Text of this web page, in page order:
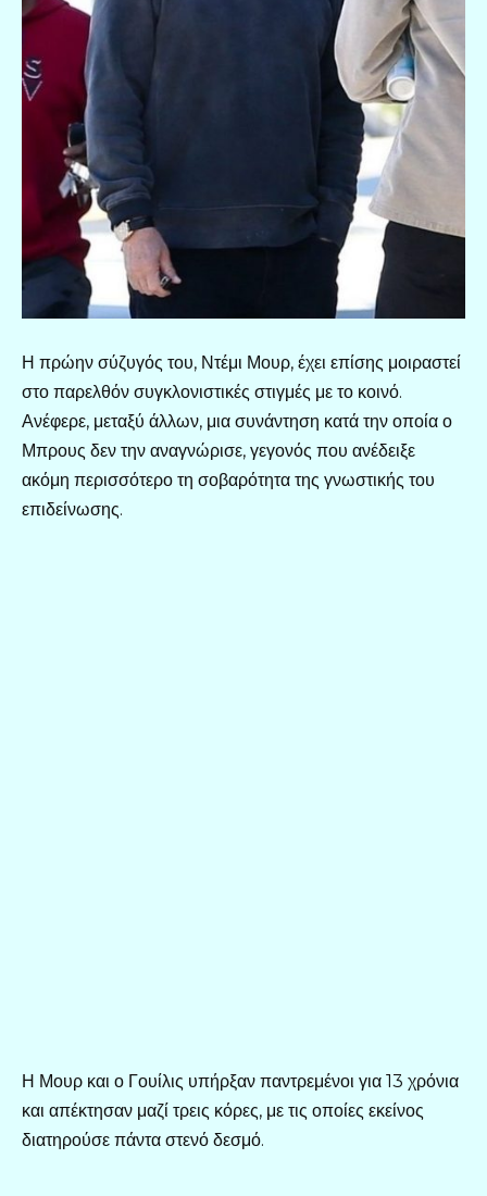
Η πρώην σύζυγός του, Ντέμι Μουρ, έχει επίσης μοιραστεί
στο παρελθόν συγκλονιστικές στιγμές με το κοινό.
Ανέφερε, μεταξύ άλλων, μια συνάντηση κατά την οποία ο
Μπρους δεν την αναγνώρισε, γεγονός που ανέδειξε
ακόμη περισσότερο τη σοβαρότητα της γνωστικής του
επιδείνωσης.
Η Μουρ και ο Γουίλις υπήρξαν παντρεμένοι για 13 χρόνια
και απέκτησαν μαζί τρεις κόρες, με τις οποίες εκείνος
διατηρούσε πάντα στενό δεσμό.